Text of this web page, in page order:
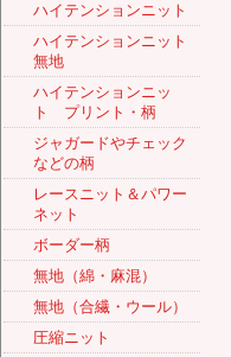
ハイテンションニット
ハイテンションニット
無地
ハイテンションニッ
ト プリント・柄
ジャガードやチェック
などの柄
レースニット＆パワー
ネット
ボーダー柄
無地（綿・麻混）
無地（合繊・ウール）
圧縮ニット